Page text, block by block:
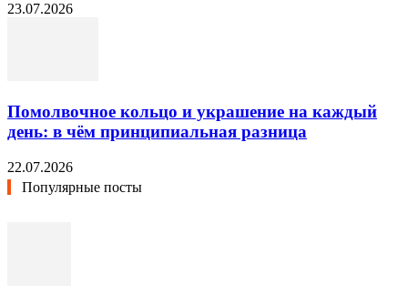
23.07.2026
Помолвочное кольцо и украшение на каждый
день: в чём принципиальная разница
22.07.2026
Популярные посты